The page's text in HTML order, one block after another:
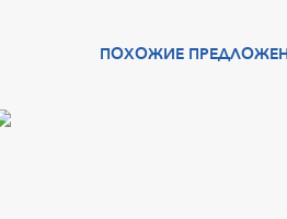
ПОХОЖИЕ